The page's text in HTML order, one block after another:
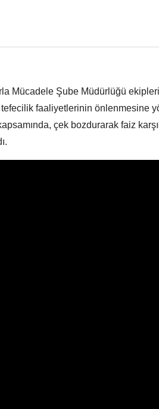
Mücadele Şube Müdürlüğü
tefecilik faaliyetlerinin önlenmesine
çek bozdurarak faiz